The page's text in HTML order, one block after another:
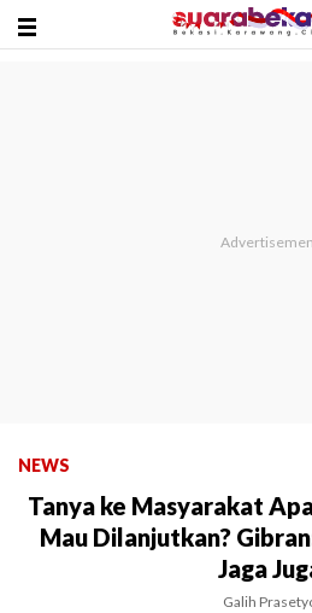
NEWS
Tanya ke Masyarakat
Mau Dilanjutkan?
Jaga
Galih